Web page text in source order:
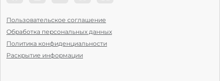
Пользовательское соглашение
Обработка персональных данных
Политика конфиденциальности
Раскрытие информации